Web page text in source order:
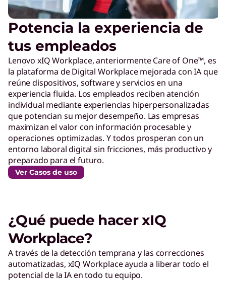
Potencia la experiencia de
tus empleados
Lenovo xIQ Workplace, anteriormente Care of One™, es
la plataforma de Digital Workplace mejorada con IA que
reúne dispositivos, software y servicios en una
experiencia fluida. Los empleados reciben atención
individual mediante experiencias hiperpersonalizadas
que potencian su mejor desempeño. Las empresas
maximizan el valor con información procesable y
operaciones optimizadas. Y todos prosperan con un
entorno laboral digital sin fricciones, más productivo y
preparado para el futuro.
Ver Casos de uso
¿Qué puede hacer xIQ
Workplace?
A través de la detección temprana y las correcciones
automatizadas, xIQ Workplace ayuda a liberar todo el
potencial de la IA en todo tu equipo.